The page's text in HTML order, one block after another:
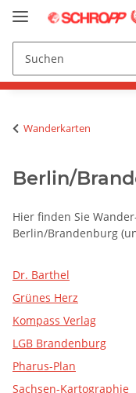
Wanderkarten
Berlin/
Hier finden Sie
Berlin/Brandenburg
Dr. Barthel
Grünes Herz
Kompass Verlag
LGB Brandenburg
Pharus-Plan
Sachsen-Kartographie